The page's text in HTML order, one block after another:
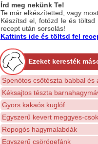
Írd meg nekünk Te!
Te már elkészítetted, vagy
Készítsd el, fotózd le és
recept után sorsolás!
Kattints ide és töltsd fel
Ezeket keresték
Spenótos csőtészta babbal és
Kéksajtos tészta
Gyors kakaós kuglóf
Egyszerű kevert meggyes-
Ropogós hagymalabdák
Egyszerű csörögefánk